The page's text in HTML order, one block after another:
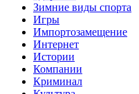
Зимние виды спорта
Игры
Импортозамещение
Интернет
Истории
Компании
Криминал